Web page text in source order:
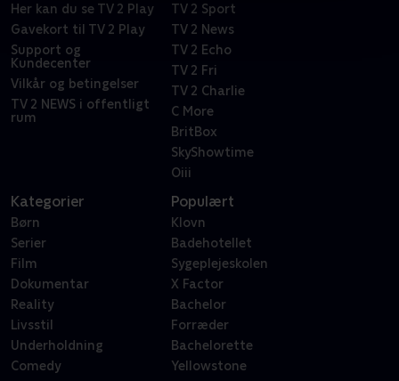
Her kan du se TV 2 Play
Gavekort til TV 2 Play
Support og
Kundecenter
Vilkår og betingelser
TV 2 NEWS i offentligt
rum
TV 2 Sport
TV 2 News
TV 2 Echo
TV 2 Fri
TV 2 Charlie
C More
BritBox
SkyShowtime
Oiii
Kategorier
Børn
Serier
Film
Dokumentar
Reality
Livsstil
Underholdning
Comedy
Populært
Klovn
Badehotellet
Sygeplejeskolen
X Factor
Bachelor
Forræder
Bachelorette
Yellowstone